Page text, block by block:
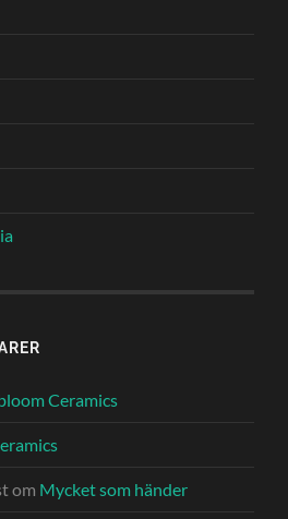
Ceramics
om Mycket som händer